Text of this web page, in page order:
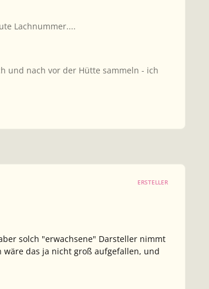
Lachnummer....
und nach vor der Hütte sammeln - ich
ERSTELLER
solch "erwachsene" Darsteller nimmt
das ja nicht groß aufgefallen, und